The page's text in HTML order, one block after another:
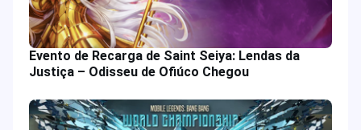
Evento de Recarga de Saint Seiya: Lendas da
Justiça – Odisseu de Ofiúco Chegou